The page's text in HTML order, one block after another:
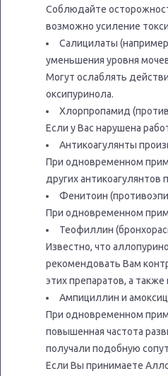
Соблюдайте
возможно усиление
Салицилаты
уменьшения уровня
Могут ослаблять
оксипуринола.
Хлорпропамид
Если у Вас нарушена
Антикоагулянты
При одновременном
других антикоагулянтов
Фенитоин
При одновременном
Теофиллин
Известно, что
рекомендовать Вам
этих препаратов, а
Ампициллин и
При одновременном
повышенная частота
получали подобную
Если Вы принимаете